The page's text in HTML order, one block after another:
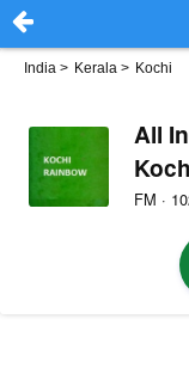
India > Kerala > Kochi
All
FM ·